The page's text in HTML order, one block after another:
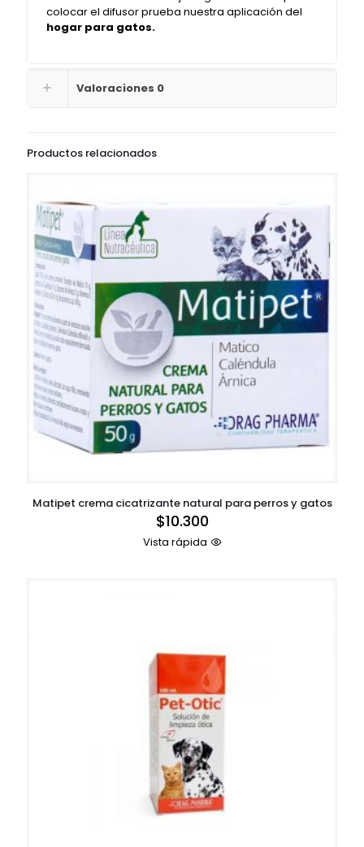
colocar el difusor prueba nuestra aplicación del
hogar para gatos.
Valoraciones 0
Productos relacionados
Matipet crema cicatrizante natural para perros y gatos
$10.300
Vista rápida